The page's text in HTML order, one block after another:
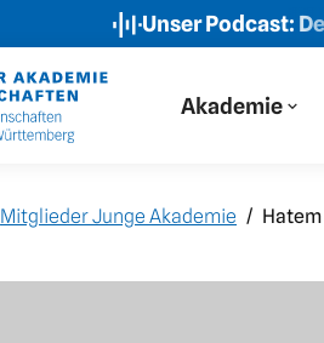
Unser Podcast: Der
Akademie
Mitglieder Junge Akademie